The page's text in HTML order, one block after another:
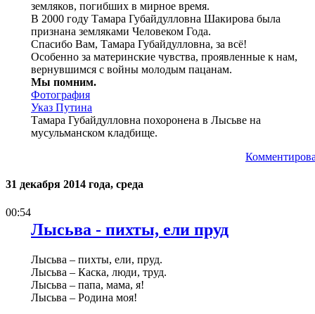
земляков, погибших в мирное время.
В 2000 году Тамара Губайдулловна Шакирова была
признана земляками Человеком Года.
Спасибо Вам, Тамара Губайдулловна, за всё!
Особенно за материнские чувства, проявленные к нам,
вернувшимся с войны молодым пацанам.
Мы помним.
Фотография
Указ Путина
Тамара Губайдулловна похоронена в Лысьве на
мусульманском кладбище.
31 декабря 2014 года, среда
00:54
Лысьва - пихты, ели пруд
Лысьва – пихты, ели, пруд.
Лысьва – Каска, люди, труд.
Лысьва – папа, мама, я!
Лысьва – Родина моя!